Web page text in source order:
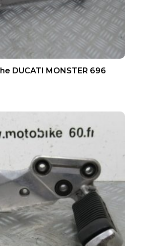
DUCATI MONSTER 696